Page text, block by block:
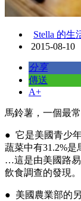
Stella 的生
2015-08-10
分享
傳送
A+
馬鈴薯，一個最
● 它是美國青少
蔬菜中有31.2%是
…這是由美國路易
飲食調查的發現。
● 美國農業部的